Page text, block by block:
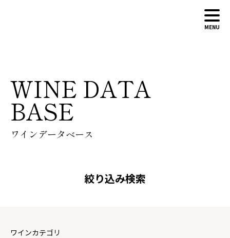
MENU
WINERY
WINES
NEWS
ONLINE SHOP
WINE DATA
BASE
ワインデータベース
絞り込み検索
ワインカテゴリ